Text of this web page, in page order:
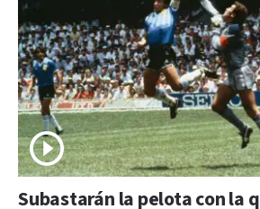
Subastarán la pelota con la